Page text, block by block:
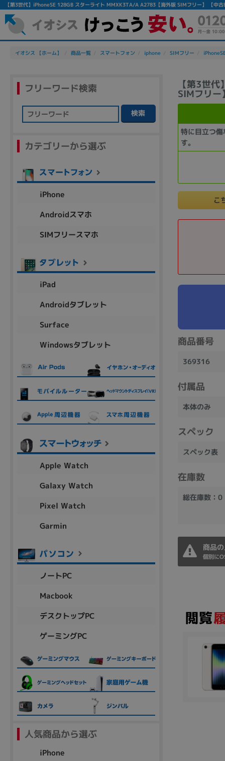
【第3世代】iPhoneSE 128GB スターライト MMXK3TA/A A2783【海外版 SIMフリー】 【中古
イオシス 【ホーム】 商品一覧 スマートフォン iphone SIMフリー
【第3世
SIMフリー】
特に目立つ
す。
こ
商品番号
369316
付属品
本体のみ
スペック
スペック表
在庫数
総在庫数：0
商品
個別に
フリーワード検索
検索
カテゴリーから選ぶ
iPhone
Androidスマホ
SIMフリースマホ
iPad
Androidタブレット
Surface
Windowsタブレット
Apple Watch
Galaxy Watch
Pixel Watch
Garmin
ノートPC
Macbook
デスクトップPC
ゲーミングPC
人気商品から選ぶ
iPhone
除外ワード
人気の検索ワード：Let's note EliteBook
商品シリーズ名・ブランド名の絞り込み。
aspire Inspiron
商品の搭載機能による絞り込み
Webカメラ内蔵
ランク
商品状態の絞り込み
新品/未使用 中古 新品
MacOS
容量
~
円 ～
各項目のチェックボックスは「or検索」となります。